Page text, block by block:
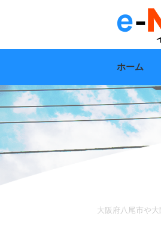
ホーム
大阪府八尾市や